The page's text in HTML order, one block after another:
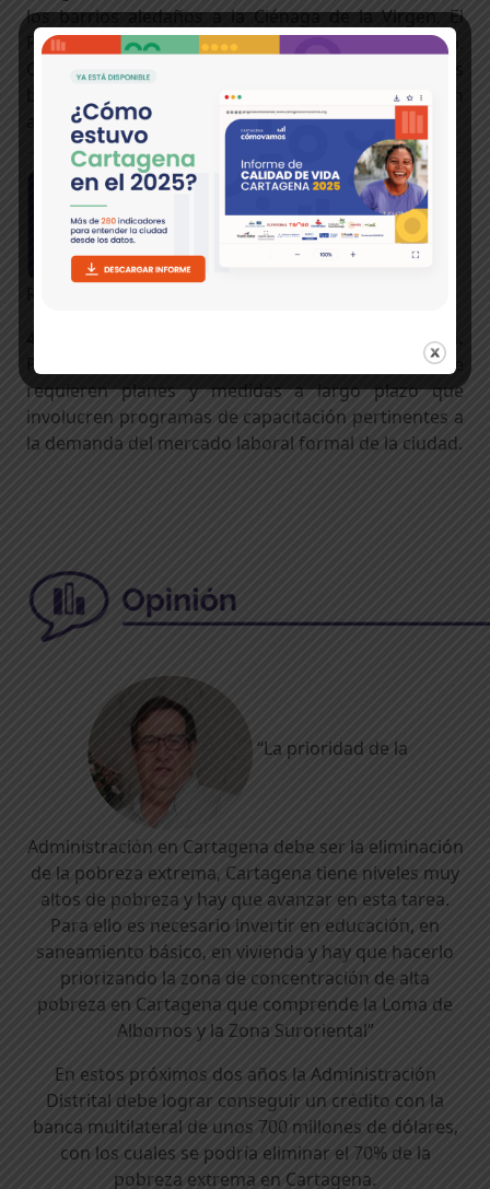
los barrios aledaños a la Ciénaga de la Virgen, El
Pozón, Nelson Mandela, Olaya Herrera y Boston.
Garantizar la alimentación a los niños, además
brindar espacios de cultura y deporte que incentiven
a permanecer en la escuela.
4. Reducir la tasa de desempleo e informalidad.
Para disminuir la elevada informalidad laboral se
requieren planes y medidas a largo plazo que
involucren programas de capacitación pertinentes a
la demanda del mercado laboral formal de la ciudad.
“La prioridad de la
Administración en Cartagena debe ser la eliminación
de la pobreza extrema, Cartagena tiene niveles muy
altos de pobreza y hay que avanzar en esta tarea.
Para ello es necesario invertir en educación, en
saneamiento básico, en vivienda y hay que hacerlo
priorizando la zona de concentración de alta
pobreza en Cartagena que comprende la Loma de
Albornos y la Zona Suroriental”
En estos próximos dos años la Administración
Distrital debe lograr conseguir un crédito con la
banca multilateral de unos 700 millones de dólares,
con los cuales se podría eliminar el 70% de la
pobreza extrema en Cartagena.